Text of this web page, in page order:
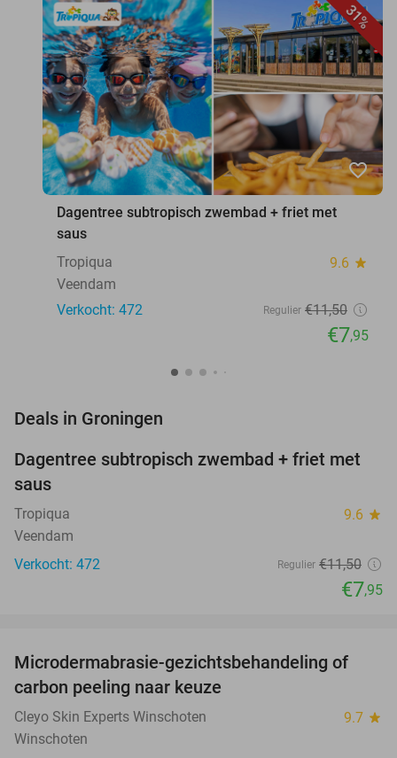
31%
favorite_border
Dagentree subtropisch zwembad + friet met
saus
Tropiqua
9.6 star
Veendam
Verkocht: 472
Regulier €11,50
€7,95
Deals in Groningen
31%
Dagentree subtropisch zwembad + friet met
saus
Tropiqua 9.6 star
Veendam
Verkocht: 472
Regulier €11,50
€7,95
54%
TODAY
Microdermabrasie-gezichtsbehandeling of
carbon peeling naar keuze
Cleyo Skin Experts Winschoten 9.7 star
Winschoten